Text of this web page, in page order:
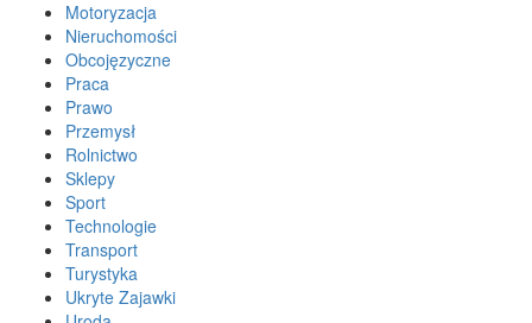
Motoryzacja
Nieruchomości
Obcojęzyczne
Praca
Prawo
Przemysł
Rolnictwo
Sklepy
Sport
Technologie
Transport
Turystyka
Ukryte Zajawki